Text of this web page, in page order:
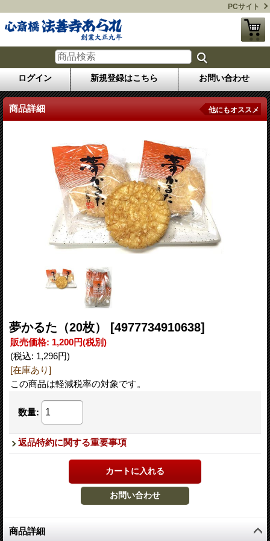
PCサイト
ログイン 新規登録はこちら お問い合わせ
商品詳細 他にもオススメ
夢かるた（20枚） [4977734910638]
販売価格: 1,200円(税別)
(税込: 1,296円)
[在庫あり]
この商品は軽減税率の対象です。
数量:
返品特約に関する重要事項
商品詳細